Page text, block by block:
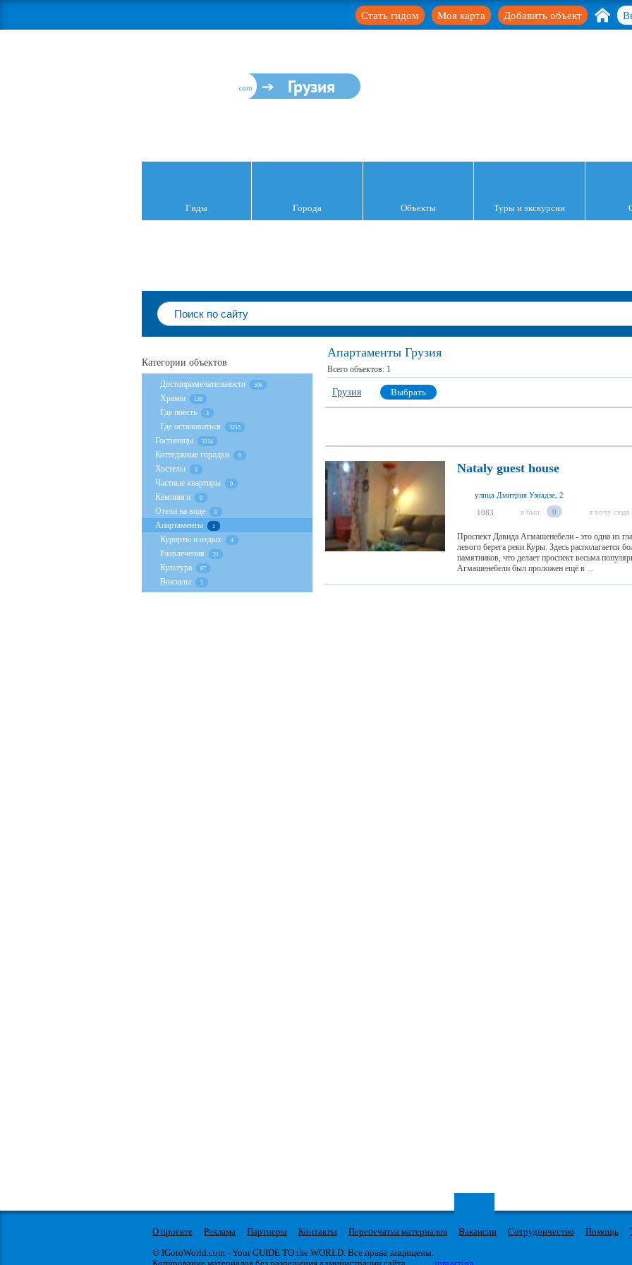
Добавить объект
Моя карта
Стать гидом
Грузия
Гиды Города Объекты Туры и экскурсии
Апартаменты Грузия
Всего объектов: 1
Грузия Выбрать
Nataly guest house
улица Дмитрия Узнадзе, 2
1083 я был 0 я хочу сюда
Проспект Давида Агмашенебели - это одна из
левого берега реки Куры. Здесь располагается
памятников, что делает проспект весьма
Aгмашенебели был проложен ещё в ...
Категории объектов
Достопримечательности 506
Храмы 126
Где поесть 3
Где остановиться 3215
Гостиницы 3214
Коттеджные городки 0
Хостелы 0
Частные квартиры 0
Кемпинги 0
Отели на воде 0
Апартаменты 1
Курорты и отдых 4
Развлечения 21
Культура 87
Вокзалы 5
О проекте Реклама Партнеры Контакты Перепечатка материалов Вакансии Сотрудничество Помощь
© IGotoWorld.com - Your GUIDE TO the WORLD. Все права защищены.